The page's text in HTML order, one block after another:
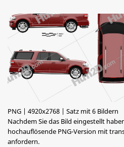
PNG | 4920x2768 | Satz mit 6 Bildern
Nachdem Sie das Bild eingestellt
hochauflösende PNG-Version mit
anfordern.